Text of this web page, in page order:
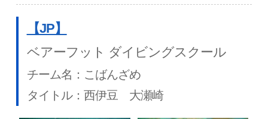
【JP】
ベアーフット ダイビングスクール
チーム名：こばんざめ
タイトル：西伊豆 大瀬崎